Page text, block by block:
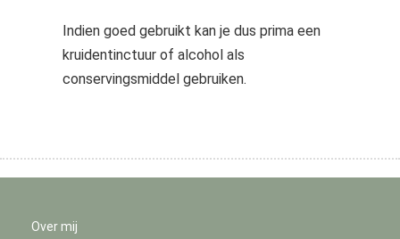
Indien goed gebruikt kan je dus prima een
kruidentinctuur of alcohol als
conservingsmiddel gebruiken.
Over mij